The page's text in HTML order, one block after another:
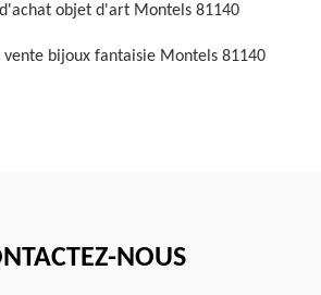
objet d'art Montels 81140
vente bijoux fantaisie Montels 81140
NOUS